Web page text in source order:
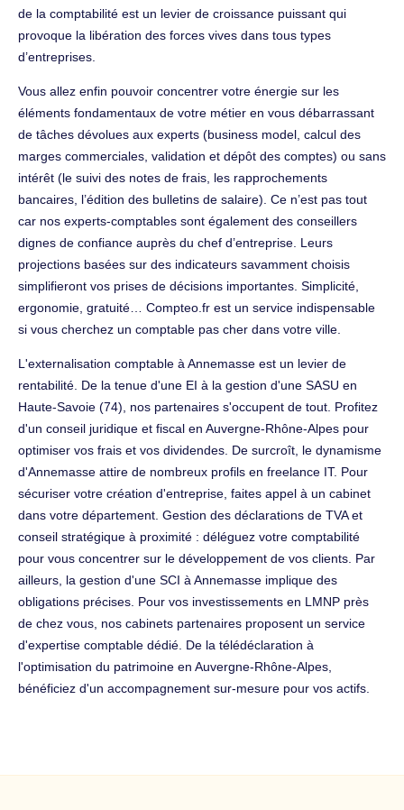
de la comptabilité est un levier de croissance puissant qui
provoque la libération des forces vives dans tous types
d’entreprises.
Vous allez enfin pouvoir concentrer votre énergie sur les
éléments fondamentaux de votre métier en vous débarrassant
de tâches dévolues aux experts (business model, calcul des
marges commerciales, validation et dépôt des comptes) ou sans
intérêt (le suivi des notes de frais, les rapprochements
bancaires, l’édition des bulletins de salaire). Ce n’est pas tout
car nos experts-comptables sont également des conseillers
dignes de confiance auprès du chef d’entreprise. Leurs
projections basées sur des indicateurs savamment choisis
simplifieront vos prises de décisions importantes. Simplicité,
ergonomie, gratuité… Compteo.fr est un service indispensable
si vous cherchez un comptable pas cher dans votre ville.
L'externalisation comptable à Annemasse est un levier de
rentabilité. De la tenue d'une EI à la gestion d'une SASU en
Haute-Savoie (74), nos partenaires s'occupent de tout. Profitez
d'un conseil juridique et fiscal en Auvergne-Rhône-Alpes pour
optimiser vos frais et vos dividendes. De surcroît, le dynamisme
d'Annemasse attire de nombreux profils en freelance IT. Pour
sécuriser votre création d'entreprise, faites appel à un cabinet
dans votre département. Gestion des déclarations de TVA et
conseil stratégique à proximité : déléguez votre comptabilité
pour vous concentrer sur le développement de vos clients. Par
ailleurs, la gestion d'une SCI à Annemasse implique des
obligations précises. Pour vos investissements en LMNP près
de chez vous, nos cabinets partenaires proposent un service
d'expertise comptable dédié. De la télédéclaration à
l'optimisation du patrimoine en Auvergne-Rhône-Alpes,
bénéficiez d'un accompagnement sur-mesure pour vos actifs.